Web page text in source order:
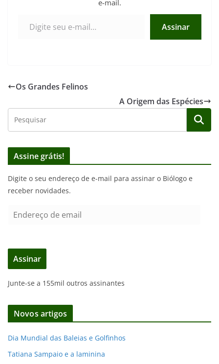
e-mail.
Assinar
Os Grandes Felinos
A Origem das Espécies
Assine grátis!
Digite o seu endereço de e-mail para assinar o Biólogo e
receber novidades.
e
e
ç
d
e
a
Assinar
Junte-se a 155mil outros assinantes
Novos artigos
Dia Mundial das Baleias e Golfinhos
Tatiana Sampaio e a laminina